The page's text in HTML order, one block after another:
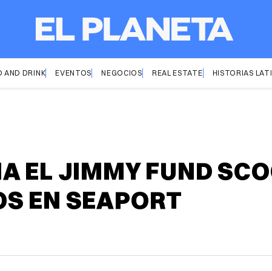
AND DRINK EVENTOS NEGOCIOS REAL ESTATE HISTORIAS
EL JIMMY FUND
EN SEAPORT